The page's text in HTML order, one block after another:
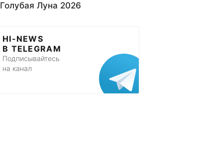
Голубая Луна 2026
HI-NEWS
В TELEGRAM
Подписывайтесь
на канал